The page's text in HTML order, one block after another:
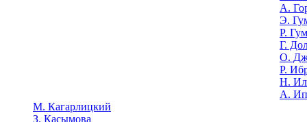
А.
Э.
Р.
Г.
О.
Р.
Н.
А.
М. Кагарлицкий
З. Касымова